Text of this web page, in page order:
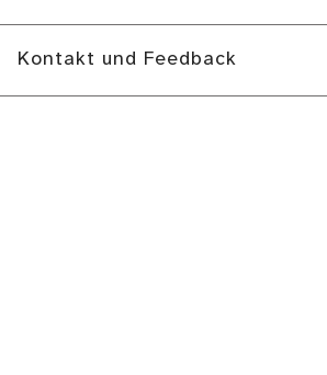
Kontakt und Feedback